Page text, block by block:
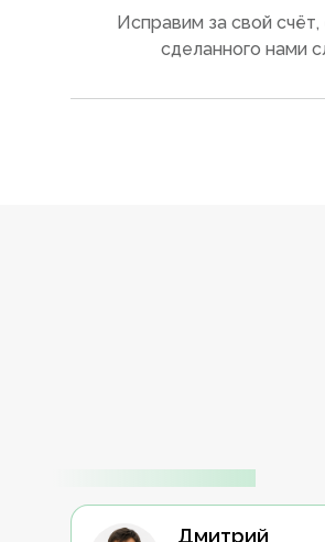
Исправим за свой счёт,
сделанного нами
Дмитрий